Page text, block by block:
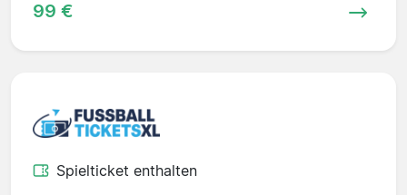
99 €
Spielticket enthalten